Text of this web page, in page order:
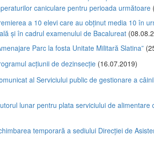
caniculare pentru perioada următoare
a 10 elevi care au obținut media 10 în
și în cadrul examenului de Bacalureat
Parc la fosta Unitate Militară Slatina”
acțiunii de dezinsecție (16.07.2019)
al Serviciului public de gestionare a
lunar pentru plata serviciului de alimentare
temporară a sediului Direcției de